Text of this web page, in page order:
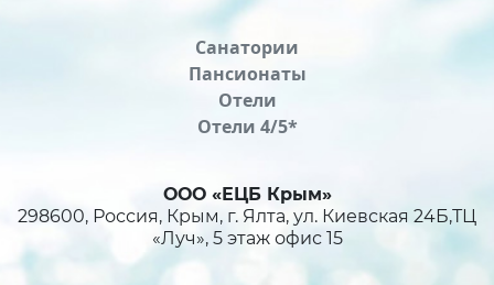
Санатории
Пансионаты
Отели
Отели 4/5*
ООО «ЕЦБ Крым»
298600, Россия, Крым, г. Ялта, ул. Киевская 24Б,ТЦ
«Луч», 5 этаж офис 15